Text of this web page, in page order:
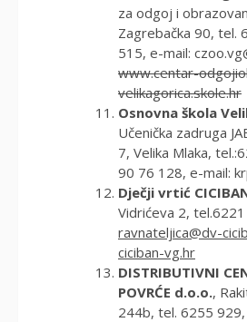
za odgoj i
Zagrebačka 90, tel.
515, e-mail:
www.centar-
velikagorica.skole.hr
Osnovna škola
Učenička zadruga
7, Velika Mlaka,
90 76 128, e-mail:
Dječji vrtić
Vidrićeva 2,
ravnateljica@dv-
ciciban-vg.hr
DISTRIBUTIVNI
POVRĆE d.o.o.,
244b, tel. 6255